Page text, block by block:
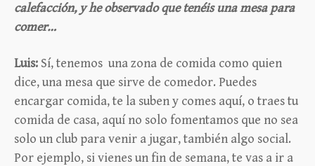
calefacción, y he observado que tenéis una mesa para
comer…
Luis: Sí, tenemos una zona de comida como quien
dice, una mesa que sirve de comedor. Puedes
encargar comida, te la suben y comes aquí, o traes tu
comida de casa, aquí no solo fomentamos que no sea
solo un club para venir a jugar, también algo social.
Por ejemplo, si vienes un fin de semana, te vas a ir a